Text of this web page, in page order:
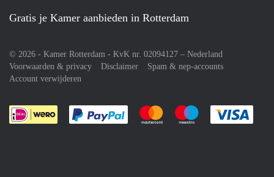
Gratis je Kamer aanbieden in Rotterdam
© 2026 - Kamer Rotterdam - KvK nr. 02094127 – Nederland
Voorwaarden & privacy
Disclaimer
Spam & nep-accounts
Account verwijderen
Je rekent gemakkelijk af met Paypal
Je rekent gemakkelijk af met
Je rekent